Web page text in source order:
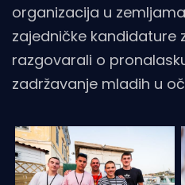
organizacija u
zajedničke kandidature
razgovarali o
zadržavanje mladih u